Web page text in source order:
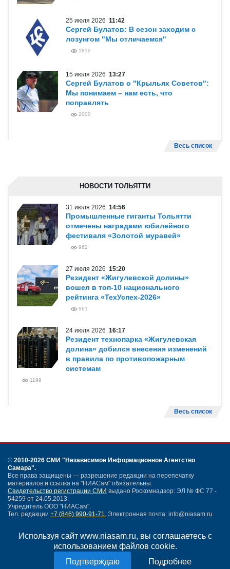
Используя сайт www.niasam.ru, вы соглашаетесь с
использованием файлов cookie.
Подробнее
25 июля 2026 11:42
Сергей Булатов: В сезон заходим с
лозунгом "Мы отличаемся"
1812
15 июля 2026 13:27
Сергей Булатов о "Крыльях Советов":
Мы понимаем – нам есть, что
поправлять
2000
Весь список
НОВОСТИ ТОЛЬЯТТИ
31 июля 2026 14:56
Промышленные гиганты Тольятти
отмечены наградами юбилейного
фестиваля «Золотой муравей»
962
27 июля 2026 15:20
Резидент «Жигулевской долины»
вошел в топ-10 национального
рейтинга «ТехУспех-2026»
961
24 июля 2026 16:17
Резидент технопарка «Жигулевская
долина» добился внесения изменений
в правила по противопожарным
системам
1199
Весь список
© 2010-2026 СМИ "Независимое Информационное Агентство
Самара".
Все права защищены — разрешение редакции на перепечатку
материалов и ссылка на "НИАСам" обязательны.
Свидетельство регистрации СМИ выдано Роскомнадзор: ЭЛ № ФС 77 -
54259 от 24.05.2013.
Учредитель ООО "НИАСам".
Тел. редакции +7 (846) 990-91-71. Электронная почта: info@niasam.ru
Карта сайта
Нашли ошибку?
Политика конфиденциальности